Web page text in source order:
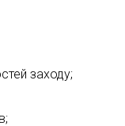
заходу;